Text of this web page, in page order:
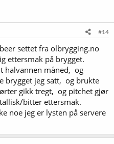
#14
settet fra olbrygging.no
ettersmak på brygget.
halvannen måned, og
brygget jeg satt, og brukte
gikk tregt, og pitchet gjør
bitter ettersmak.
noe jeg er lysten på servere